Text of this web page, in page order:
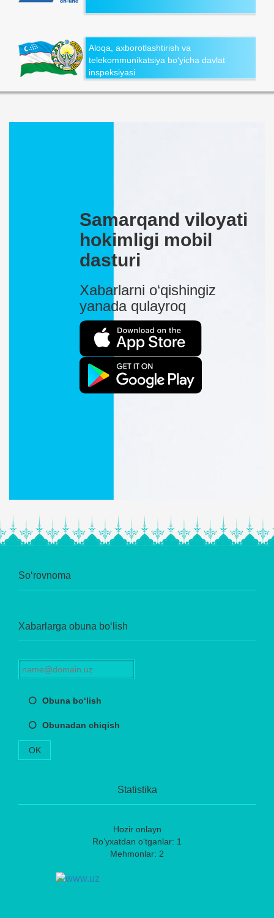
Aloqa, axborotlashtirish va
telekommunikatsiya bo‘yicha davlat
inspeksiyasi
Samarqand viloyati
hokimligi mobil
dasturi
Xabarlarni o‘qishingiz
yanada qulayroq
So‘rovnoma
Xabarlarga obuna bo‘lish
Obuna bo‘lish
Obunadan chiqish
OK
Statistika
Hozir onlayn
Ro‘yxatdan o‘tganlar: 1
Mehmonlar: 2